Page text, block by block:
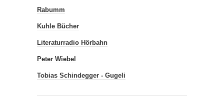
Rabumm
Kuhle Bücher
Literaturradio Hörbahn
Peter Wiebel
Tobias Schindegger - Gugeli